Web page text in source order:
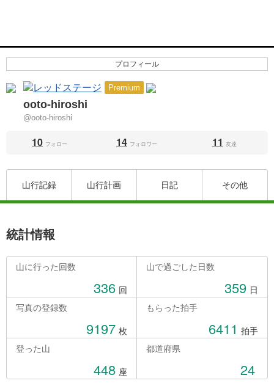
プロフィール
Premium
ooto-hiroshi
@ooto-hiroshi
10 フォロー 14 フォロワー 11 友達
山行記録 山行計画 日記 その他
統計情報
山に行った回数
336 回
山で過ごした日数
359 日
写真の登録数
9197 枚
もらった拍手
6411 拍手
登った山
448 座
都道府県
24